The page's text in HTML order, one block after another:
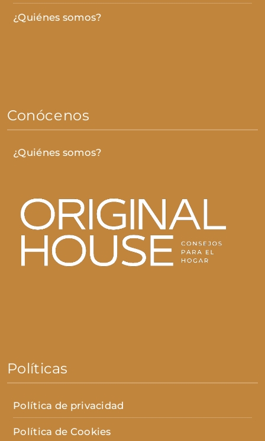
¿Quiénes somos?
Conócenos
¿Quiénes somos?
Políticas
Política de privacidad
Política de Cookies